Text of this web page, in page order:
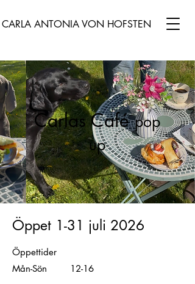
CARLA ANTONIA VON HOFSTEN
Carlas Cafépop
up
Öppet 1-31 juli 2026
Öppettider
Mån-Sön
12-16